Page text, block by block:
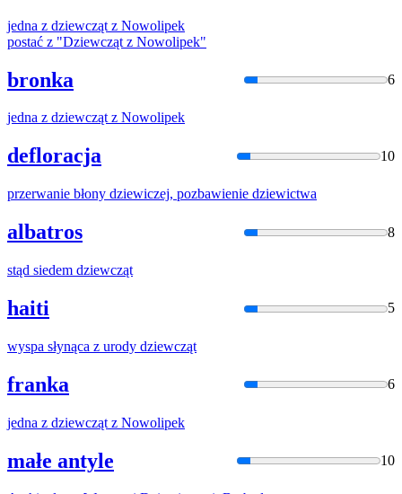
jedna z dziewcząt z Nowolipek
postać z "Dziewcząt z Nowolipek"
bronka 6
jedna z dziewczątz Nowolipek
defloracja 10
przerwanie błony dziewiczej, pozbawienie dziewictwa
albatros 8
stąd siedem dziewcząt
haiti 5
wyspa słynąca z urody dziewcząt
franka 6
jedna z dziewcząt z Nowolipek
małe antyle 10